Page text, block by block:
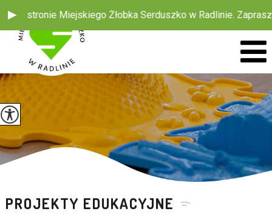
na stronie Miejskiego Żłobka Serduszko w Radlinie.
PROJEKTY EDUKACYJNE